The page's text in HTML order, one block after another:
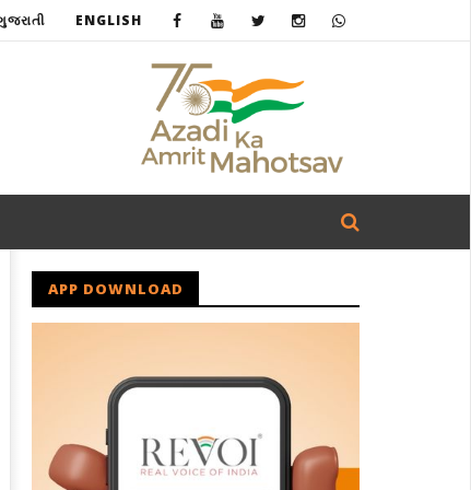
ENGLISH
APP DOWNLOAD